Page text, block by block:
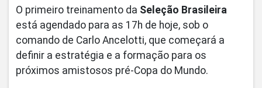
O primeiro treinamento da Seleção Brasileira
está agendado para as 17h de hoje, sob o
comando de Carlo Ancelotti, que começará a
definir a estratégia e a formação para os
próximos amistosos pré-Copa do Mundo.